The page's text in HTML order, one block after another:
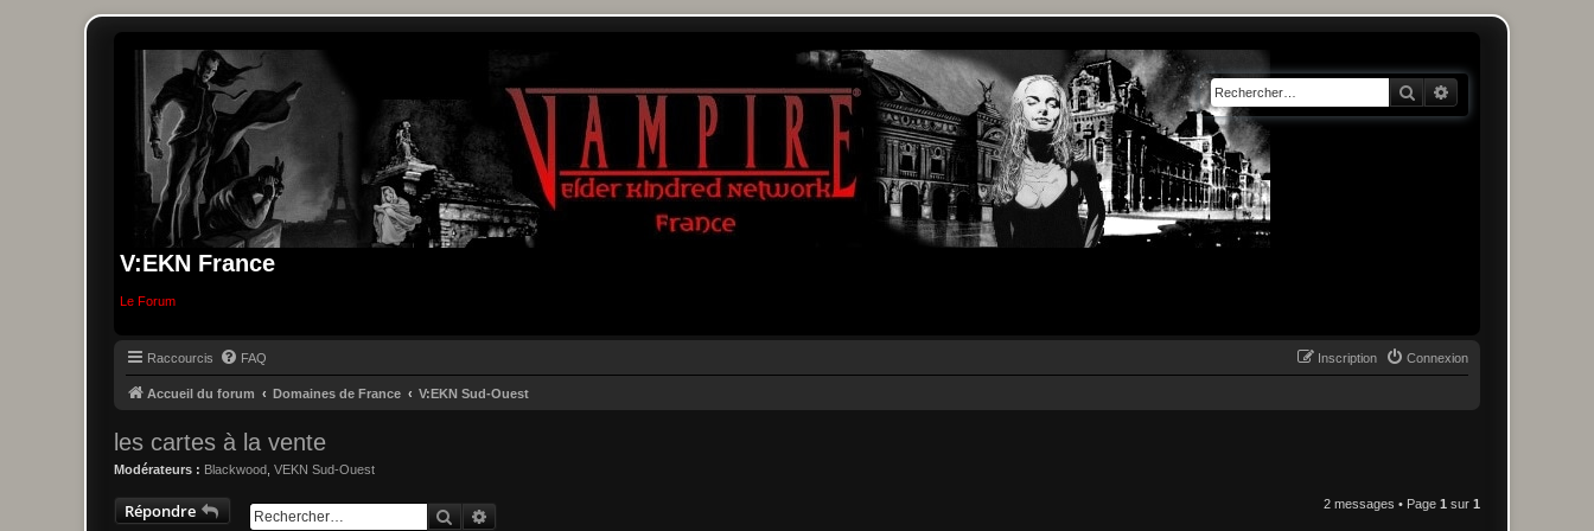
V:EKN France
Le Forum
Rechercher
Raccourcis FAQ Connexion
Inscription
Accueil du forum Domaines de France V:EKN Sud-Ouest
les cartes à la vente
Modérateurs : Blackwood VEKN Sud-Ouest
Répondre Rechercher
2 messages • Page 1 sur 1